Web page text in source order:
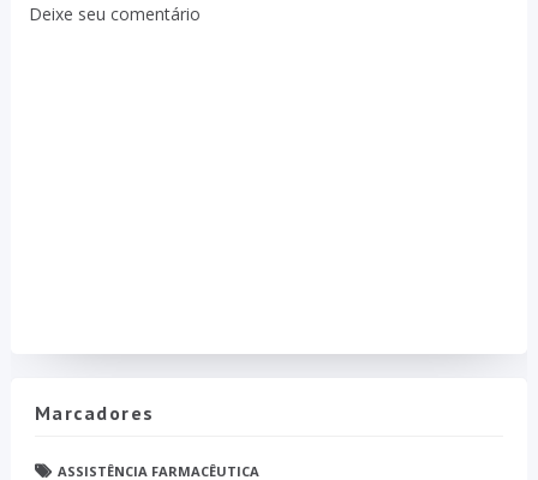
Deixe seu comentário
Marcadores
ASSISTÊNCIA FARMACÊUTICA